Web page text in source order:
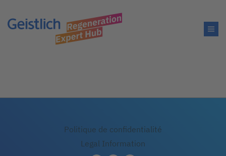
Politique de confidentialité
Legal Information